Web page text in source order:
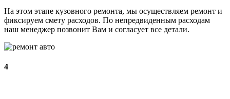
На этом этапе кузовного ремонта, мы осуществляем ремонт и
фиксируем смету расходов. По непредвиденным расходам
наш менеджер позвонит Вам и согласует все детали.
4